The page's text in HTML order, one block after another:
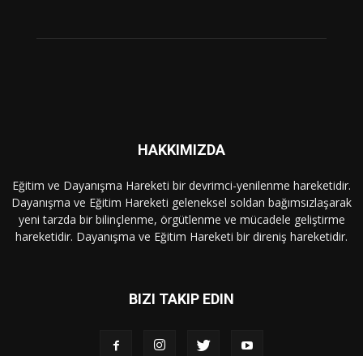
HAKKIMIZDA
Eğitim ve Dayanışma Hareketi bir devrimci-yenilenme hareketidir.
Dayanışma ve Eğitim Hareketi geleneksel soldan bağımsızlaşarak
yeni tarzda bir bilinçlenme, örgütlenme ve mücadele geliştirme
hareketidir. Dayanışma ve Eğitim Hareketi bir direniş hareketidir.
BIZI TAKIP EDIN